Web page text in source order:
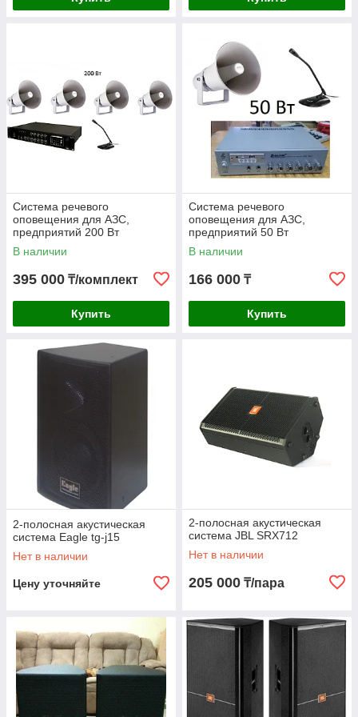
Долговечность и надежность
Микшерные пульты в Алматы
Микшерные пульты от VPROK.kz помогут вам легко
управлять звуком и создавать идеальные миксы. В нашем
ассортименте представлены модели различной сложности –
от компактных решений для небольших мероприятий до
профессиональных пультов для крупных концертов и студий.
Интуитивно понятное управление
Широкий функционал
Надежность и стабильная работа
Почему выбирают VPROK.kz?
Широкий ассортимент:
Мы предлагаем только
лучшие товары от ведущих производителей звукового
проходят строгий контроль качества.
специалисты всегда готовы помочь вам с выбором и
настройкой оборудования.
Удобство покупки:Легкий и быстрый заказ через
наш интернет-магазин, быстрая доставка по Алматы и
Казахстану.
Создайте идеальное звуковое сопровождение вместе с
Система речевого
оповещения для АЗС,
предприятий 200 Вт
В наличии
395 000 ₸/комплект
Купить
Система речевого
оповещения для АЗС,
предприятий 50 Вт
В наличии
166 000 ₸
Купить
2-полосная акустическая
система Eagle tg-j15
Нет в наличии
Цену уточняйте
2-полосная акустическая
система JBL SRX712
Нет в наличии
205 000 ₸/пара